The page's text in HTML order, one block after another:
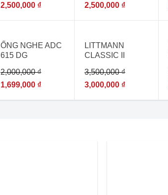
BLUE 2630
2,500,000 ₫
2141
2,500,000 ₫
ỐNG NGHE ADC
615 DG
2,000,000₫
1,699,000 ₫
LITTMANN
CLASSIC II
– [ỐNG NGHE
DÙNG CHO BÁC
3,500,000₫
3,000,000 ₫